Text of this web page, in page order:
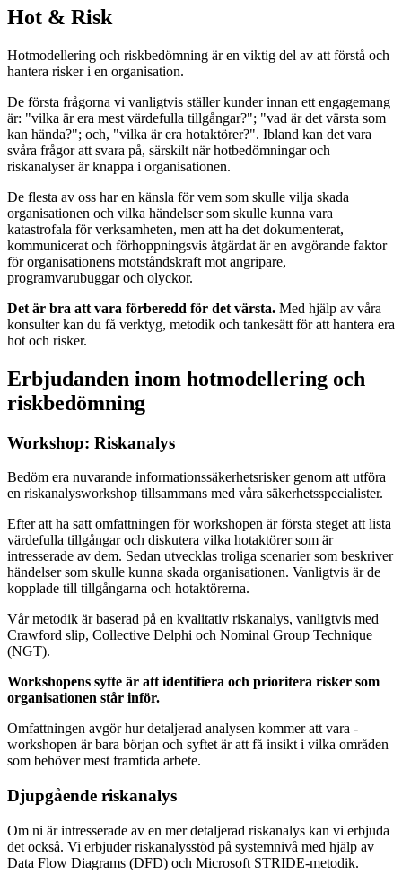
Hot & Risk
Hotmodellering och riskbedömning är en viktig del av att förstå och
hantera risker i en organisation.
De första frågorna vi vanligtvis ställer kunder innan ett engagemang
är: "vilka är era mest värdefulla tillgångar?"; "vad är det värsta som
kan hända?"; och, "vilka är era hotaktörer?". Ibland kan det vara
svåra frågor att svara på, särskilt när hotbedömningar och
riskanalyser är knappa i organisationen.
De flesta av oss har en känsla för vem som skulle vilja skada
organisationen och vilka händelser som skulle kunna vara
katastrofala för verksamheten, men att ha det dokumenterat,
kommunicerat och förhoppningsvis åtgärdat är en avgörande faktor
för organisationens motståndskraft mot angripare,
programvarubuggar och olyckor.
Det är bra att vara förberedd för det värsta. Med hjälp av våra
konsulter kan du få verktyg, metodik och tankesätt för att hantera era
hot och risker.
Erbjudanden inom hotmodellering och
riskbedömning
Workshop: Riskanalys
Bedöm era nuvarande informationssäkerhetsrisker genom att utföra
en riskanalysworkshop tillsammans med våra säkerhetsspecialister.
Efter att ha satt omfattningen för workshopen är första steget att lista
värdefulla tillgångar och diskutera vilka hotaktörer som är
intresserade av dem. Sedan utvecklas troliga scenarier som beskriver
händelser som skulle kunna skada organisationen. Vanligtvis är de
kopplade till tillgångarna och hotaktörerna.
Vår metodik är baserad på en kvalitativ riskanalys, vanligtvis med
Crawford slip, Collective Delphi och Nominal Group Technique
(NGT).
Workshopens syfte är att identifiera och prioritera risker som
organisationen står inför.
Omfattningen avgör hur detaljerad analysen kommer att vara -
workshopen är bara början och syftet är att få insikt i vilka områden
som behöver mest framtida arbete.
Djupgående riskanalys
Om ni är intresserade av en mer detaljerad riskanalys kan vi erbjuda
det också. Vi erbjuder riskanalysstöd på systemnivå med hjälp av
Data Flow Diagrams (DFD) och Microsoft STRIDE-metodik.